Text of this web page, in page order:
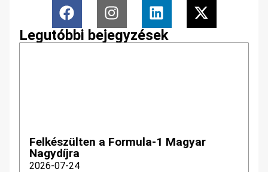
Legutóbbi bejegyzések
Felkészülten a Formula-1 Magyar
Nagydíjra
2026-07-24